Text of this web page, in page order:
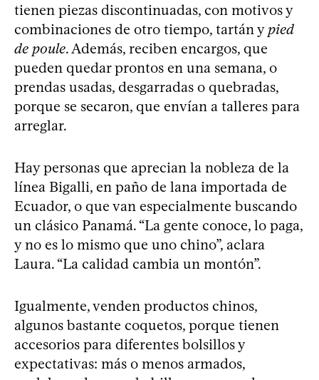
tienen piezas discontinuadas, con motivos y
combinaciones de otro tiempo, tartán ypied
de poule. Además, reciben encargos, que
pueden quedar prontos en una semana, o
prendas usadas, desgarradas o quebradas,
porque se secaron, que envían a talleres para
arreglar.
Hay personas que aprecian la nobleza de la
línea Bigalli, en paño de lana importada de
Ecuador, o que van especialmente buscando
un clásico Panamá. “La gente conoce, lo paga,
y no es lo mismo que uno chino”, aclara
Laura. “La calidad cambia un montón”.
Igualmente, venden productos chinos,
algunos bastante coquetos, porque tienen
accesorios para diferentes bolsillos y
expectativas: más o menos armados,